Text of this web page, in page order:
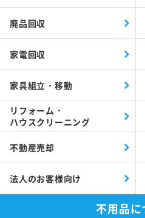
廃品回収
家電回収
家具組立・移動
リフォーム・
ハウスクリーニング
不動産売却
法人のお客様向け
不用品に